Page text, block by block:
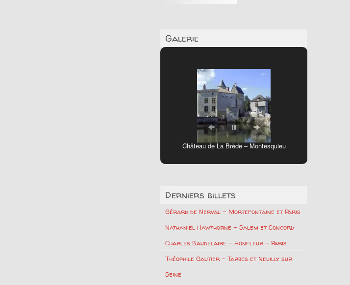
Galerie
Château de La Brède – Montesquieu
Derniers billets
Gérard de Nerval – Mortefontaine et Paris
Nathaniel Hawthorne – Salem et Concord
Charles Baudelaire – Honfleur – Paris
Théophile Gautier – Tarbes et Neuilly sur
Seine